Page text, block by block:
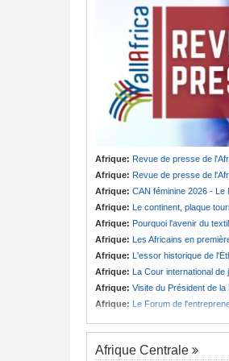
Afrique: Revue de presse de
Afrique: Revue de presse de
Afrique: CAN féminine 2026 - Le
Afrique: Le continent, plaque
Afrique: Pourquoi l'avenir du textile africain est
Afrique: Les Africains en
Afrique: L'essor historique de l'Éthiopie
Afrique: La Cour international de justice fixe le
Afrique: Visite du Président de la
Afrique: Le Forum de l'entrepreneuriat de Sept
Afrique Centrale